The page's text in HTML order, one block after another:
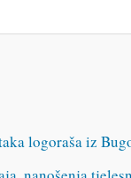
logoraša iz